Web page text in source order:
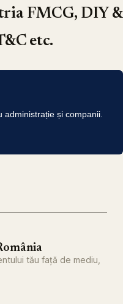
FMCG, DIY &
etc.
administrație și companii.
tău față de mediu,